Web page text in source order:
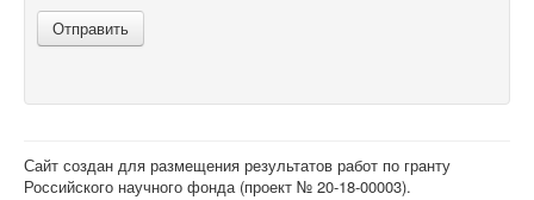
Отправить
Сайт создан для размещения результатов работ по гранту
Российского научного фонда (проект № 20-18-00003).